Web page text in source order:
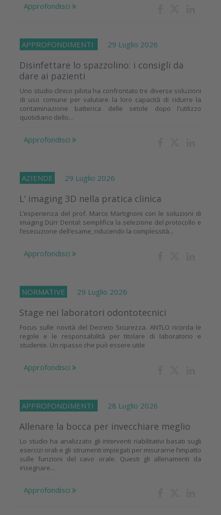
Approfondisci
APPROFONDIMENTI 29 Luglio 2026
Disinfettare lo spazzolino: i consigli da
dare ai pazienti
Uno studio clinico pilota ha confrontato tre diverse soluzioni
di uso comune per valutare la loro capacità di ridurre la
contaminazione batterica delle setole dopo l'utilizzo
quotidiano dello...
Approfondisci
AZIENDE 29 Luglio 2026
L’ imaging 3D nella pratica clinica
L’esperienza del prof. Marco Martignoni con le soluzioni di
imaging Dürr Dental: semplifica la selezione del protocollo e
l’esecuzione dell’esame, riducendo la complessità...
Approfondisci
NORMATIVE 29 Luglio 2026
Stage nei laboratori odontotecnici
Focus sulle novità del Decreto Sicurezza. ANTLO ricorda le
regole e le responsabilità per titolare di laboratorio e
studente. Un ripasso che può essere utile
Approfondisci
APPROFONDIMENTI 28 Luglio 2026
Allenare la bocca per invecchiare meglio
Lo studio ha analizzato gli interventi riabilitativi basati sugli
esercizi orali e gli strumenti impiegati per misurarne l’impatto
sulle funzioni del cavo orale. Questi gli allenamenti da
insegnare...
Approfondisci